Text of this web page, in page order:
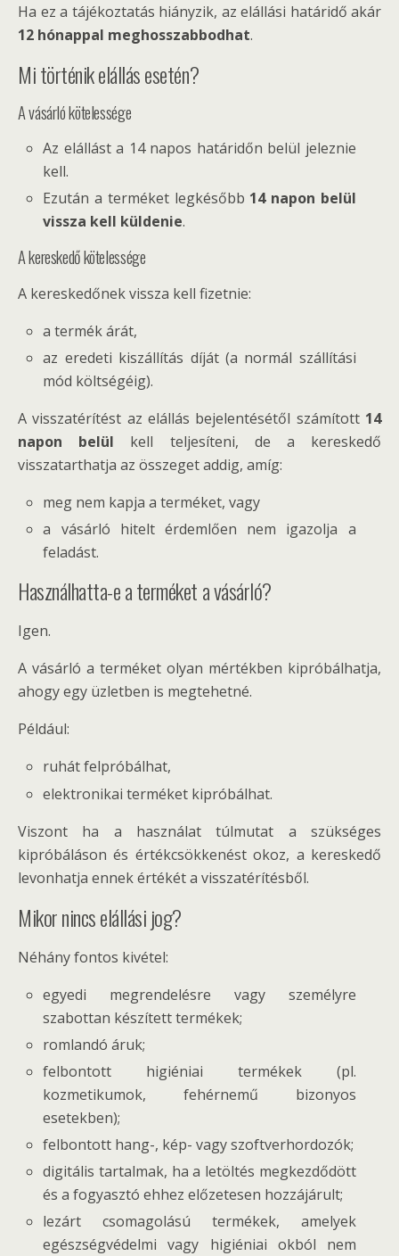
Ha ez a tájékoztatás hiányzik, az elállási határidő akár
12 hónappal meghosszabbodhat.
Mi történik elállás esetén?
A vásárló kötelessége
Az elállást a 14 napos határidőn belül jeleznie
kell.
Ezután a terméket legkésőbb 14 napon belül
vissza kell küldenie.
A kereskedő kötelessége
A kereskedőnek vissza kell fizetnie:
a termék árát,
az eredeti kiszállítás díját (a normál szállítási
mód költségéig).
A visszatérítést az elállás bejelentésétől számított 14
napon belül kell teljesíteni, de a kereskedő
visszatarthatja az összeget addig, amíg:
meg nem kapja a terméket, vagy
a vásárló hitelt érdemlően nem igazolja a
feladást.
Használhatta-e a terméket a vásárló?
Igen.
A vásárló a terméket olyan mértékben kipróbálhatja,
ahogy egy üzletben is megtehetné.
Például:
ruhát felpróbálhat,
elektronikai terméket kipróbálhat.
Viszont ha a használat túlmutat a szükséges
kipróbáláson és értékcsökkenést okoz, a kereskedő
levonhatja ennek értékét a visszatérítésből.
Mikor nincs elállási jog?
Néhány fontos kivétel:
egyedi megrendelésre vagy személyre
szabottan készített termékek;
romlandó áruk;
felbontott higiéniai termékek (pl.
kozmetikumok, fehérnemű bizonyos
esetekben);
felbontott hang-, kép- vagy szoftverhordozók;
digitális tartalmak, ha a letöltés megkezdődött
és a fogyasztó ehhez előzetesen hozzájárult;
lezárt csomagolású termékek, amelyek
egészségvédelmi vagy higiéniai okból nem